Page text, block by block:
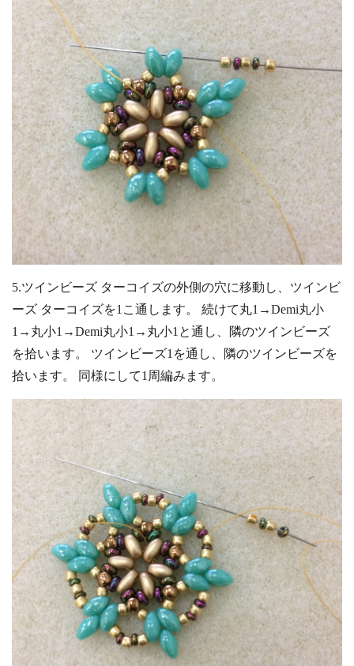
5.ツインビーズ ターコイズの外側の穴に移動し、ツインビ
ーズ ターコイズを1こ通します。 続けて丸1→Demi丸小
1→丸小1→Demi丸小1→丸小1と通し、隣のツインビーズ
を拾います。 ツインビーズ1を通し、隣のツインビーズを
拾います。 同様にして1周編みます。